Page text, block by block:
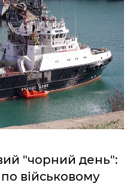
"чорний день":
військовому